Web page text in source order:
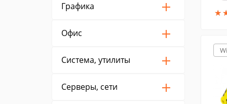
Графика
Офис
Система, утилиты
Серверы, сети
★
★